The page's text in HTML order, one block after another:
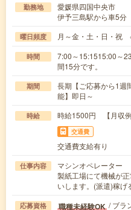
勤務地
愛媛県四国中央市
伊予三島駅から車5分
曜日頻度 月～金・土・日・祝
時間
7:00～15:1515:00～
間15分です。
期間
長期【ご応募から1週
能】即日～
時給 時給1500円 【月収
交通費
交通費支給有り
仕事内容
マシンオペレーター
製紙工場にて機械が
いします。(派遣)稼
応募資格 職種未経験OK / ブラ